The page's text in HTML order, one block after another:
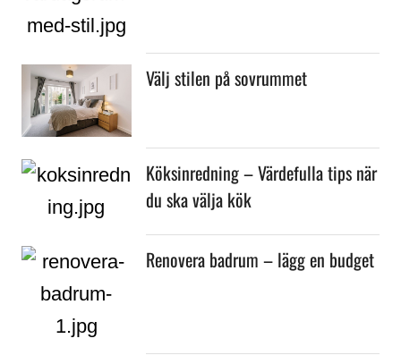
Välj stilen på sovrummet
Köksinredning – Värdefulla tips när
du ska välja kök
Renovera badrum – lägg en budget